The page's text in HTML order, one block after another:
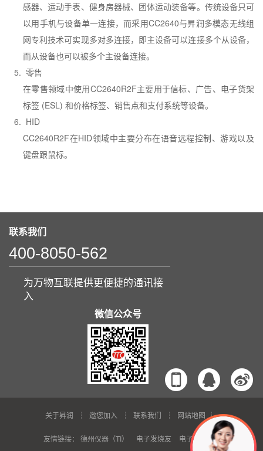
感器、运动手表、健身房器械、团体运动装备等。传统设备只可
以用手机与设备单一连接，而采用CC2640与昇润多模态无线组
网专利技术可实现多对多连接，即主设备可以连接多个从设备，
而从设备也可以被多个主设备连接。
5. 零售
在零售领域中使用CC2640R2F主要用于信标、广告、电子货架
标签 (ESL) 和价格标签、销售点和支付系统等设备。
6. HID
CC2640R2F在HID领域中主要分布在语音远程控制、游戏以及
键盘跟鼠标。
联系我们
400-8050-562
为万物互联提供更便捷的通讯接
入
微信公众号
关于昇润 邀您加入 联系我们 网站地图
友情链接： 德州仪器（TI） 电子发烧友 电子芯吧客